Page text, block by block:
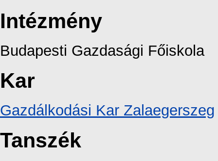
Intézmény
Budapesti Gazdasági Főiskola
Kar
Gazdálkodási Kar Zalaegerszeg
Tanszék